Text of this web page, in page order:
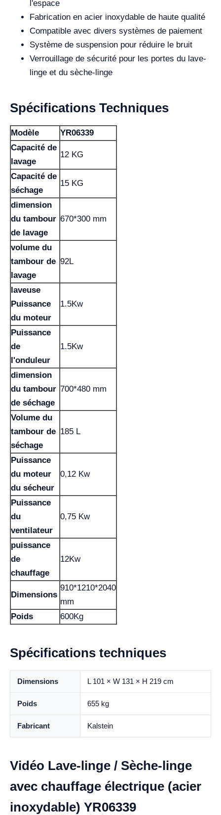
l'espace
Fabrication en acier inoxydable de haute qualité
Compatible avec divers systèmes de paiement
Système de suspension pour réduire le bruit
Verrouillage de sécurité pour les portes du lave-
linge et du sèche-linge
Spécifications Techniques
Modèle
YR06339
Capacité de
lavage
12 KG
Capacité de
séchage
15 KG
dimension
du tambour
de lavage
670*300 mm
volume du
tambour de
lavage
92L
laveuse
Puissance
du moteur
1.5Kw
Puissance
de
l'onduleur
1.5Kw
dimension
du tambour
de séchage
700*480 mm
Volume du
tambour de
séchage
185 L
Puissance
du moteur
du sécheur
0,12 Kw
Puissance
du
ventilateur
0,75 Kw
puissance
de
chauffage
12Kw
Dimensions
910*1210*2040
mm
Poids
600Kg
Spécifications techniques
Dimensions L 101 × W 131 × H 219 cm
Poids 655 kg
Fabricant Kalstein
Vidéo Lave-linge / Sèche-linge
avec chauffage électrique (acier
inoxydable) YR06339